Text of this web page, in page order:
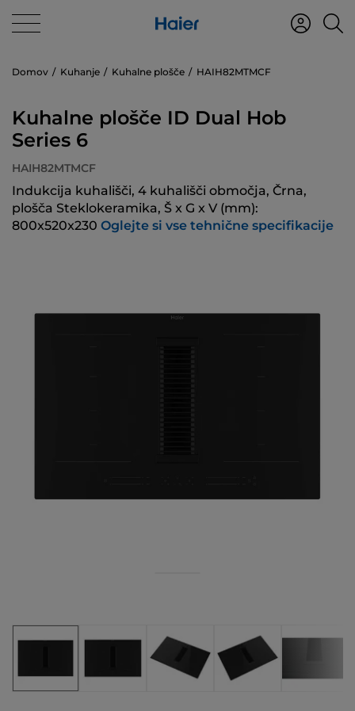
Domov Kuhanje Kuhalne plošče HAIH82MTMCF
Kuhalne plošče ID Dual Hob
Series 6
HAIH82MTMCF
Indukcija kuhališči, 4 kuhališči območja, Črna,
plošča Steklokeramika, Š x G x V (mm):
800x520x230 Oglejte si vse tehnične specifikacije